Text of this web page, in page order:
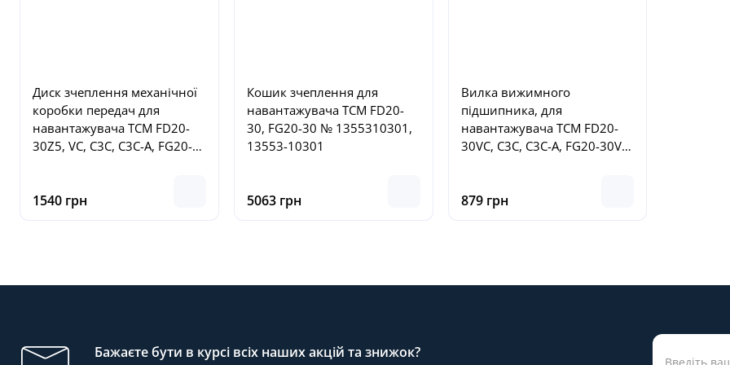
Диск зчеплення механічної
коробки передач для
навантажувача TCM FD20-
30Z5, VC, C3C, C3C-A, FG20-
131
1540 грн
Кошик зчеплення для
навантажувача TCM FD20-
30, FG20-30 № 1355310301,
13553-10301
5063 грн
Вилка вижимного
підшипника, для
навантажувача TCM FD20-
30VC, C3C, C3C-A, FG20-30VC,
N15101000
879 грн
Бажаєте бути в курсі всіх наших акцій та знижок?